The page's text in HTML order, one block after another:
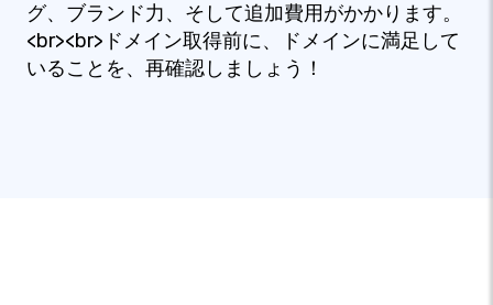
グ、ブランド力、そして追加費用がかかります。
<br><br>ドメイン取得前に、ドメインに満足して
いることを、再確認しましょう！